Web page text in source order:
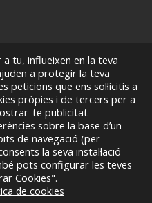
ADD Work Systems SL. All
tu, influeixen en la teva
a protegir la teva
que ens sol·licitis a
pròpies i de tercers per a
te publicitat
sobre la base d’un
de navegació (per
la seva instal·lació
pots configurar les teves
Cookies".
de cookies